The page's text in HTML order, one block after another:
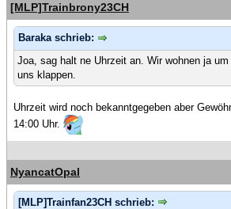
[MLP]Trainbrony23CH
Baraka schrieb:
Joa, sag halt ne Uhrzeit an. Wir wohnen ja
uns klappen.
Uhrzeit wird noch bekanntgegeben aber
14:00 Uhr.
NyancatOpal
[MLP]Trainfan23CH schrieb: